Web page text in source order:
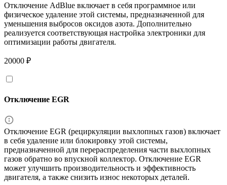
Отключение AdBlue включает в себя программное или
физическое удаление этой системы, предназначенной для
уменьшения выбросов оксидов азота. Дополнительно
реализуется соответствующая настройка электроники для
оптимизации работы двигателя.
20000 ₽
Отключение EGR
Отключение EGR (рециркуляции выхлопных газов) включает
в себя удаление или блокировку этой системы,
предназначенной для перераспределения части выхлопных
газов обратно во впускной коллектор. Отключение EGR
может улучшить производительность и эффективность
двигателя, а также снизить износ некоторых деталей.